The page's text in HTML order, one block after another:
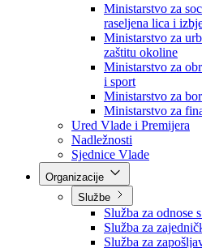
Ministarstvo za
Ministarstvo za
Ministarstvo za
Ministarstvo za
raseljena lica i
Ministarstvo za
zaštitu okoline
Ministarstvo za
i sport
Ministarstvo za
Ministarstvo za
Ured Vlade i Premijera
Nadležnosti
Sjednice Vlade
Službe